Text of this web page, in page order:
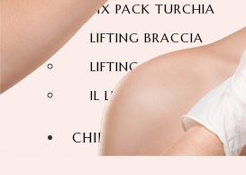
SIX PACK TURCHIA
LIFTING BRACCIA
LIFTING DELLE COSCE
IL LIFTING DEL COLLO
CHIRURGIA FACCIALE